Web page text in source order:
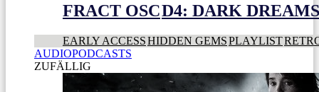
FRACT OSCD4: DARK
EARLY ACCESSHIDDEN GEMSPLAYLIST
AUDIOPODCASTS
ZUFÄLLIG